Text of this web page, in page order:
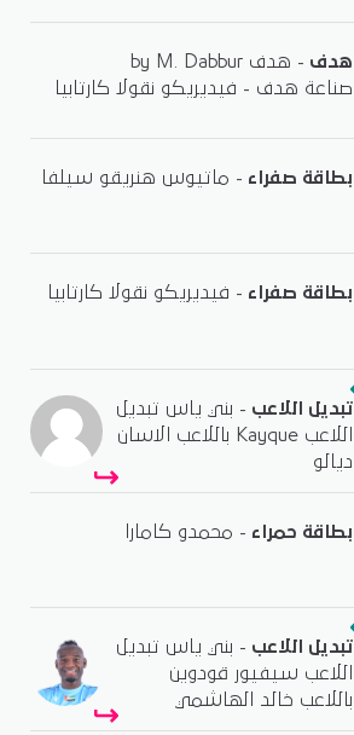
هدف - هدف by M. Dabbur
صناعة هدف - فيديريكو نقولا كارتابيا
بطاقة صفراء - ماتيوس هنريقو سيلفا
بطاقة صفراء - فيديريكو نقولا كارتابيا
تبديل اللاعب - بني ياس تبديل
اللاعب Kayque باللاعب الاسان
ديالو
بطاقة حمراء - محمدو كامارا
تبديل اللاعب - بني ياس تبديل
اللاعب سيفيور قودوين
باللاعب خالد الهاشمي